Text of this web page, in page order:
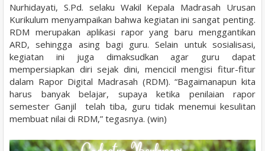
Nurhidayati, S.Pd. selaku Wakil Kepala Madrasah Urusan
Kurikulum menyampaikan bahwa kegiatan ini sangat penting.
RDM merupakan aplikasi rapor yang baru menggantikan
ARD, sehingga asing bagi guru. Selain untuk sosialisasi,
kegiatan ini juga dimaksudkan agar guru dapat
mempersiapkan diri sejak dini, mencicil mengisi fitur-fitur
dalam Rapor Digital Madrasah (RDM). “Bagaimanapun kita
harus banyak belajar, supaya ketika penilaian rapor
semester Ganjil telah tiba, guru tidak menemui kesulitan
membuat nilai di RDM,” tegasnya. (win)